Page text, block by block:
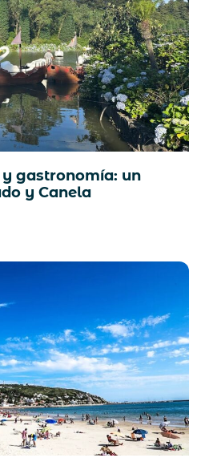
gastronomía: un
y Canela